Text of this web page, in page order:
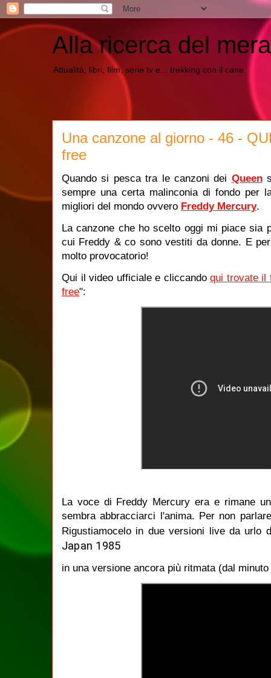
Alla ricerca del
Attualità, libri, film, serie tv e... trekking con il cane
Una canzone al giorno - 46 -
free
Quando si pesca tra le canzoni dei Queen
sempre una certa malinconia di fondo per
migliori del mondo ovvero Freddy Mercury.
La canzone che ho scelto oggi mi piace sia
cui Freddy & co sono vestiti da donne. E
molto provocatorio!
Qui il video ufficiale e cliccandoqui trovate il
free":
La voce di Freddy Mercury era e rimane
sembra abbracciarci l'anima. Per non
Rigustiamocelo in due versioni live da urlo
Japan 1985
in una versione ancora più ritmata (dal